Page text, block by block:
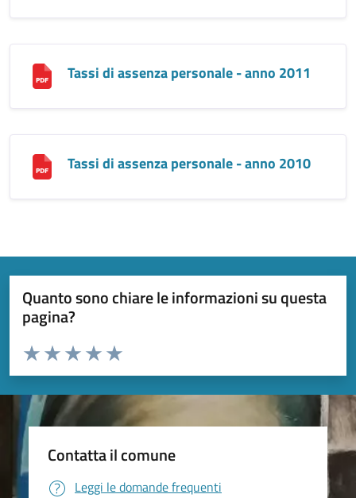
Tassi di assenza personale - anno 2011
Tassi di assenza personale - anno 2010
Quanto sono chiare le informazioni su questa
pagina?
Valuta da 1 a 5 stelle la pagina
Valuta 5 stelle su 5
Valuta 4 stelle su 5
Valuta 3 stelle su 5
Valuta 2 stelle su 5
Valuta 1 stelle su 5
Contatta il comune
Leggi le domande frequenti